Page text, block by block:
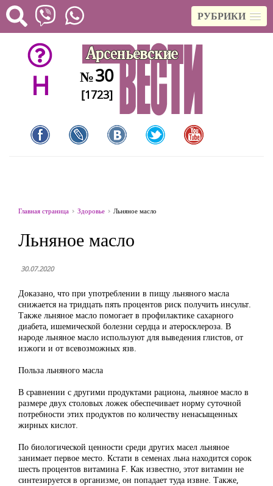
РУБРИКИ
H №30
[1723]
Главная страница Здоровье Льняное масло
Льняное масло
30.07.2020
Доказано, что при употреблении в пищу льняного масла
снижается на тридцать пять процентов риск получить инсульт.
Также льняное масло помогает в профилактике сахарного
диабета, ишемической болезни сердца и атеросклероза. В
народе льняное масло используют для выведения глистов, от
изжоги и от всевозможных язв.
Польза льняного масла
В сравнении с другими продуктами рациона, льняное масло в
размере двух столовых ложек обеспечивает норму суточной
потребности этих продуктов по количеству ненасыщенных
жирных кислот.
По биологической ценности среди других масел льняное
занимает первое место. Кстати в семенах льна находится сорок
шесть процентов витамина F. Как известно, этот витамин не
синтезируется в организме, он попадает туда извне. Также,